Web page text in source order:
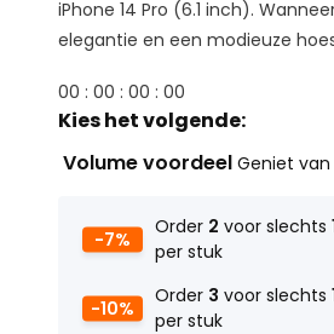
iPhone 14 Pro (6.1 inch).
elegantie en een modieuze
00 :00 :00 :00
Kies het volgende:
Volume voordeelGeniet
-7%
Order 2 voor slechts
per stuk
-10%
Order 3 voor slechts
per stuk